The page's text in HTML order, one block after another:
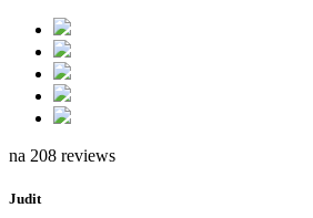
na 208 reviews
Judit